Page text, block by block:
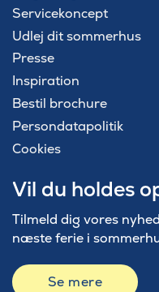
Servicekoncept
Udlej dit sommerhus
Presse
Inspiration
Bestil brochure
Persondatapolitik
Cookies
Vil du holdes
Tilmeld dig vores
næste ferie i
Se mere